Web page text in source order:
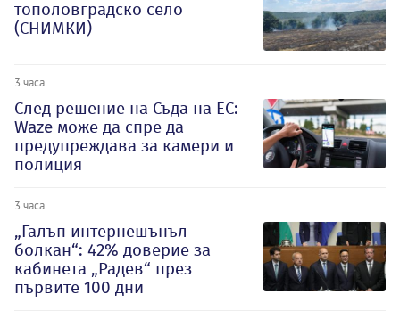
тополовградско село
(СНИМКИ)
3 часа
След решение на Съда на ЕС:
Waze може да спре да
предупреждава за камери и
полиция
3 часа
„Галъп интернешънъл
болкан“: 42% доверие за
кабинета „Радев“ през
първите 100 дни